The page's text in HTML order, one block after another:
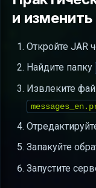
и изменить
Откройте JAR
Найдите папку
Извлеките
Запакуйте
Запустите